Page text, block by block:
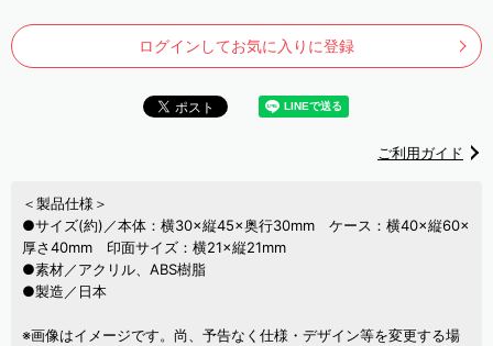
ログインしてお気に入りに登録
ご利用ガイド
＜製品仕様＞
●サイズ(約)／本体：横30×縦45×奥行30mm ケース：横40×縦60×
厚さ40mm 印面サイズ：横21×縦21mm
●素材／アクリル、ABS樹脂
●製造／日本
※画像はイメージです。尚、予告なく仕様・デザイン等を変更する場